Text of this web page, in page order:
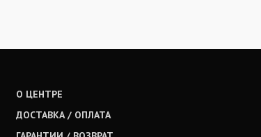
О ЦЕНТРЕ
ДОСТАВКА / ОПЛАТА